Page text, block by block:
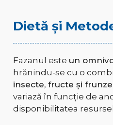
Dietă și
Fazanul este un
hrănindu-se cu o
insecte, fructe și frunze
variază în funcție de
disponibilitatea